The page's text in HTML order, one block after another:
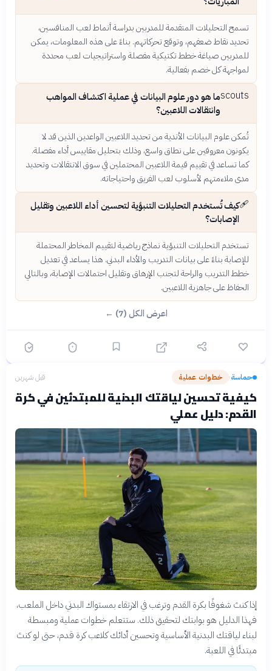
تسمح التحليلات المتقدمة للمدربين بدراسة أنماط لعب المنافسين،
تحديد نقاط ضعفهم، وتوقع تحركاتهم. بناءً على هذه المعلومات، يمكن
للمدربين صياغة خطط تكتيكية مفصلة واستراتيجيات لعب محددة
لمواجهة كل خصم بفعالية.
scoutsما هو دور علوم البيانات في عملية اكتشاف المواهب
وانتقالات اللاعبين؟
تُمكن علوم البيانات الأندية من تحديد اللاعبين الواعدين الذين قد لا
يكونون معروفين على نطاق واسع، وذلك بتحليل مقاييس أداء مفصلة.
كما تساعد في تقييم قيمة اللاعبين المحتملين في سوق الانتقالات وتحديد
مدى ملاءمتهم لأسلوب لعب الفريق واحتياجاته.
🩹كيف تُستخدم التحليلات التنبؤية لتحسين أداء اللاعبين وتقليل
الإصابات؟
تستخدم التحليلات التنبؤية نماذج رياضية لتقييم المخاطر المحتملة
للإصابة بناءً على بيانات التدريب والأداء البدني. هذا يساعد في تعديل
خطط التدريب والراحة لتجنب الإرهاق وتقليل احتمالات الإصابة، وبالتالي
الحفاظ على جاهزية اللاعبين.
اعرض الكل (7) ←
حماسة› خطوات عملية قبل شهرين
كيفية تحسين لياقتك البدنية للمبتدئين في كرة
القدم: دليل عملي
إذا كنتَ شغوفًا بكرة القدم وترغب في الارتقاء بمستواك البدني داخل الملعب،
فهذا الدليل هو بوابتك لتحقيق ذلك. ستتعلم خطوات عملية ومبسطة
لبناء لياقتك البدنية الأساسية وتحسين أدائك كلاعب كرة قدم، حتى لو كنتَ
مبتدئًا في اللعبة.